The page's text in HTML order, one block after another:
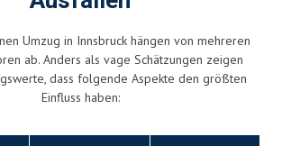
Umzug in Innsbruck hängen von mehreren
ab. Anders als vage Schätzungen zeigen
dass folgende Aspekte den größten
Einfluss haben: